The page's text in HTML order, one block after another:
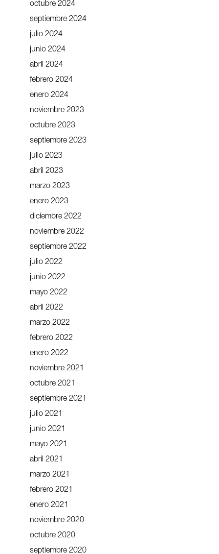
octubre 2024
septiembre 2024
julio 2024
junio 2024
abril 2024
febrero 2024
enero 2024
noviembre 2023
octubre 2023
septiembre 2023
julio 2023
abril 2023
marzo 2023
enero 2023
diciembre 2022
noviembre 2022
septiembre 2022
julio 2022
junio 2022
mayo 2022
abril 2022
marzo 2022
febrero 2022
enero 2022
noviembre 2021
octubre 2021
septiembre 2021
julio 2021
junio 2021
mayo 2021
abril 2021
marzo 2021
febrero 2021
enero 2021
noviembre 2020
octubre 2020
septiembre 2020